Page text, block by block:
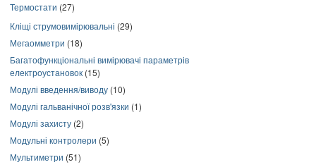
Термостати (27)
Кліщі струмовимірювальні (29)
Мегаомметри (18)
Багатофункціональні вимірювачі параметрів
електроустановок (15)
Модулі введення/виводу (10)
Модулі гальванічної розв'язки (1)
Модулі захисту (2)
Модульні контролери (5)
Мультиметри (51)